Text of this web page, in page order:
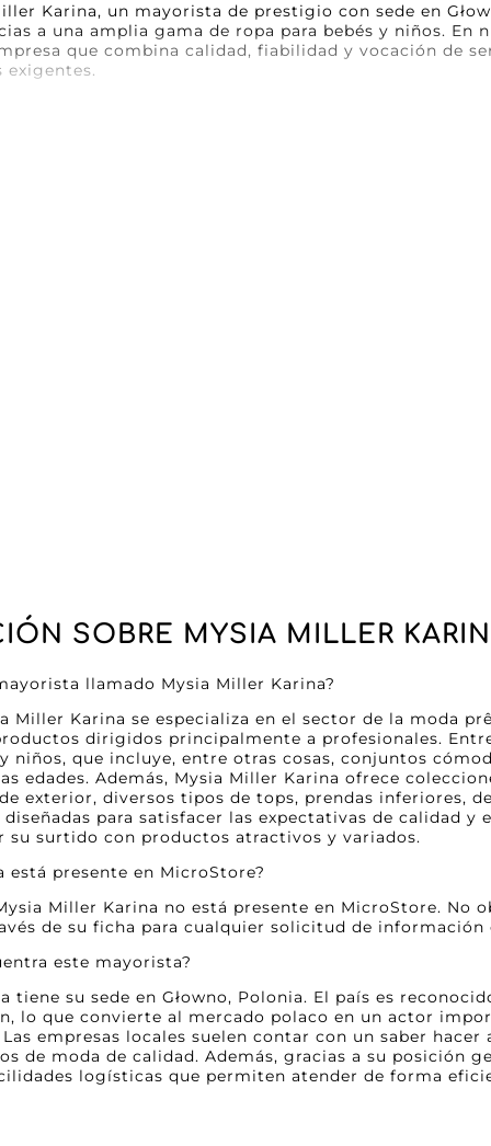
Karina, un mayorista de prestigio con sede en
a una amplia gama de ropa para bebés y niños. En
que combina calidad, fiabilidad y vocación de
exigentes.
SOBRE MYSIA MILLER
llamado Mysia Miller Karina?
Miller Karina se especializa en el sector de la moda
dirigidos principalmente a profesionales.
niños, que incluye, entre otras cosas, conjuntos
edades. Además, Mysia Miller Karina ofrece
exterior, diversos tipos de tops, prendas inferiores,
diseñadas para satisfacer las expectativas de calidad
su surtido con productos atractivos y variados.
está presente en MicroStore?
Miller Karina no está presente en MicroStore. No
de su ficha para cualquier solicitud de información
este mayorista?
tiene su sede en Głowno, Polonia. El país es
lo que convierte al mercado polaco en un actor
empresas locales suelen contar con un saber
de moda de calidad. Además, gracias a su posición
logísticas que permiten atender de forma